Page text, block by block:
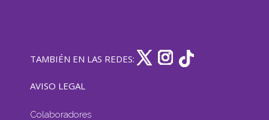
TAMBIÉN EN LAS REDES:
AVISO LEGAL
Colaboradores